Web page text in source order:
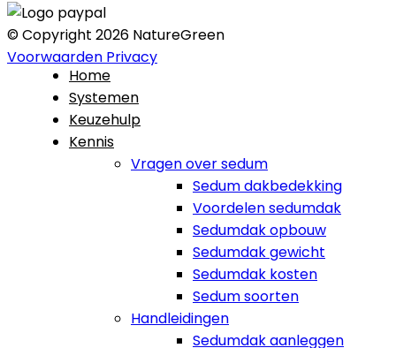
© Copyright 2026 NatureGreen
Voorwaarden Privacy
Home
Systemen
Keuzehulp
Kennis
Vragen over sedum
Sedum dakbedekking
Voordelen sedumdak
Sedumdak opbouw
Sedumdak gewicht
Sedumdak kosten
Sedum soorten
Handleidingen
Sedumdak aanleggen